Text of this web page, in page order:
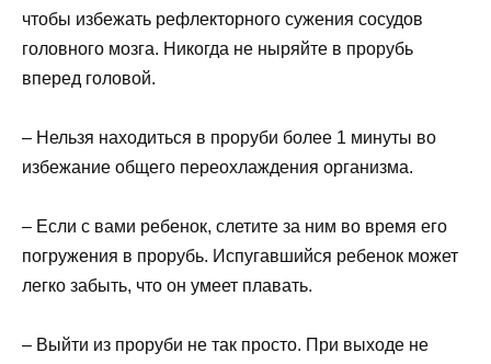
чтобы избежать рефлекторного сужения сосудов
головного мозга. Никогда не ныряйте в прорубь
вперед головой.
– Нельзя находиться в проруби более 1 минуты во
избежание общего переохлаждения организма.
– Если с вами ребенок, слетите за ним во время его
погружения в прорубь. Испугавшийся ребенок может
легко забыть, что он умеет плавать.
– Выйти из проруби не так просто. При выходе не